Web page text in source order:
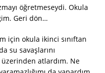
öğretmeseydi. Okula
Geri dön…
için okula ikinci sınıftan
su savaşlarını
üzerinden atlardım. Ne